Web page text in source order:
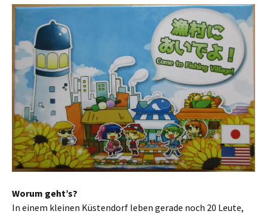
Worum geht’s?
In einem kleinen Küstendorf leben gerade noch 20 Leute,